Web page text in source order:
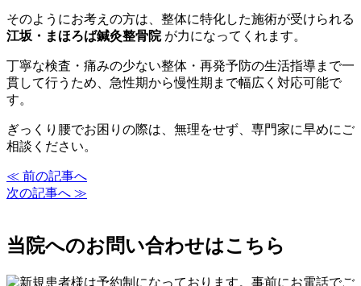
そのようにお考えの方は、整体に特化した施術が受けられる
江坂・まほろば鍼灸整骨院が力になってくれます。
丁寧な検査・痛みの少ない整体・再発予防の生活指導まで一
貫して行うため、急性期から慢性期まで幅広く対応可能で
す。
ぎっくり腰でお困りの際は、無理をせず、専門家に早めにご
相談ください。
≪ 前の記事へ
次の記事へ ≫
当院へのお問い合わせはこちら